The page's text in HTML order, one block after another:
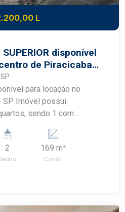
L
disponível
de Piracicaba -
para locação no
- área de serviço
2 169 m²
Const.